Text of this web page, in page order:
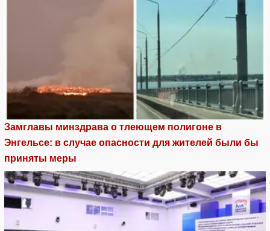
Замглавы минздрава о тлеющем полигоне в
Энгельсе: в случае опасности для жителей были бы
приняты меры